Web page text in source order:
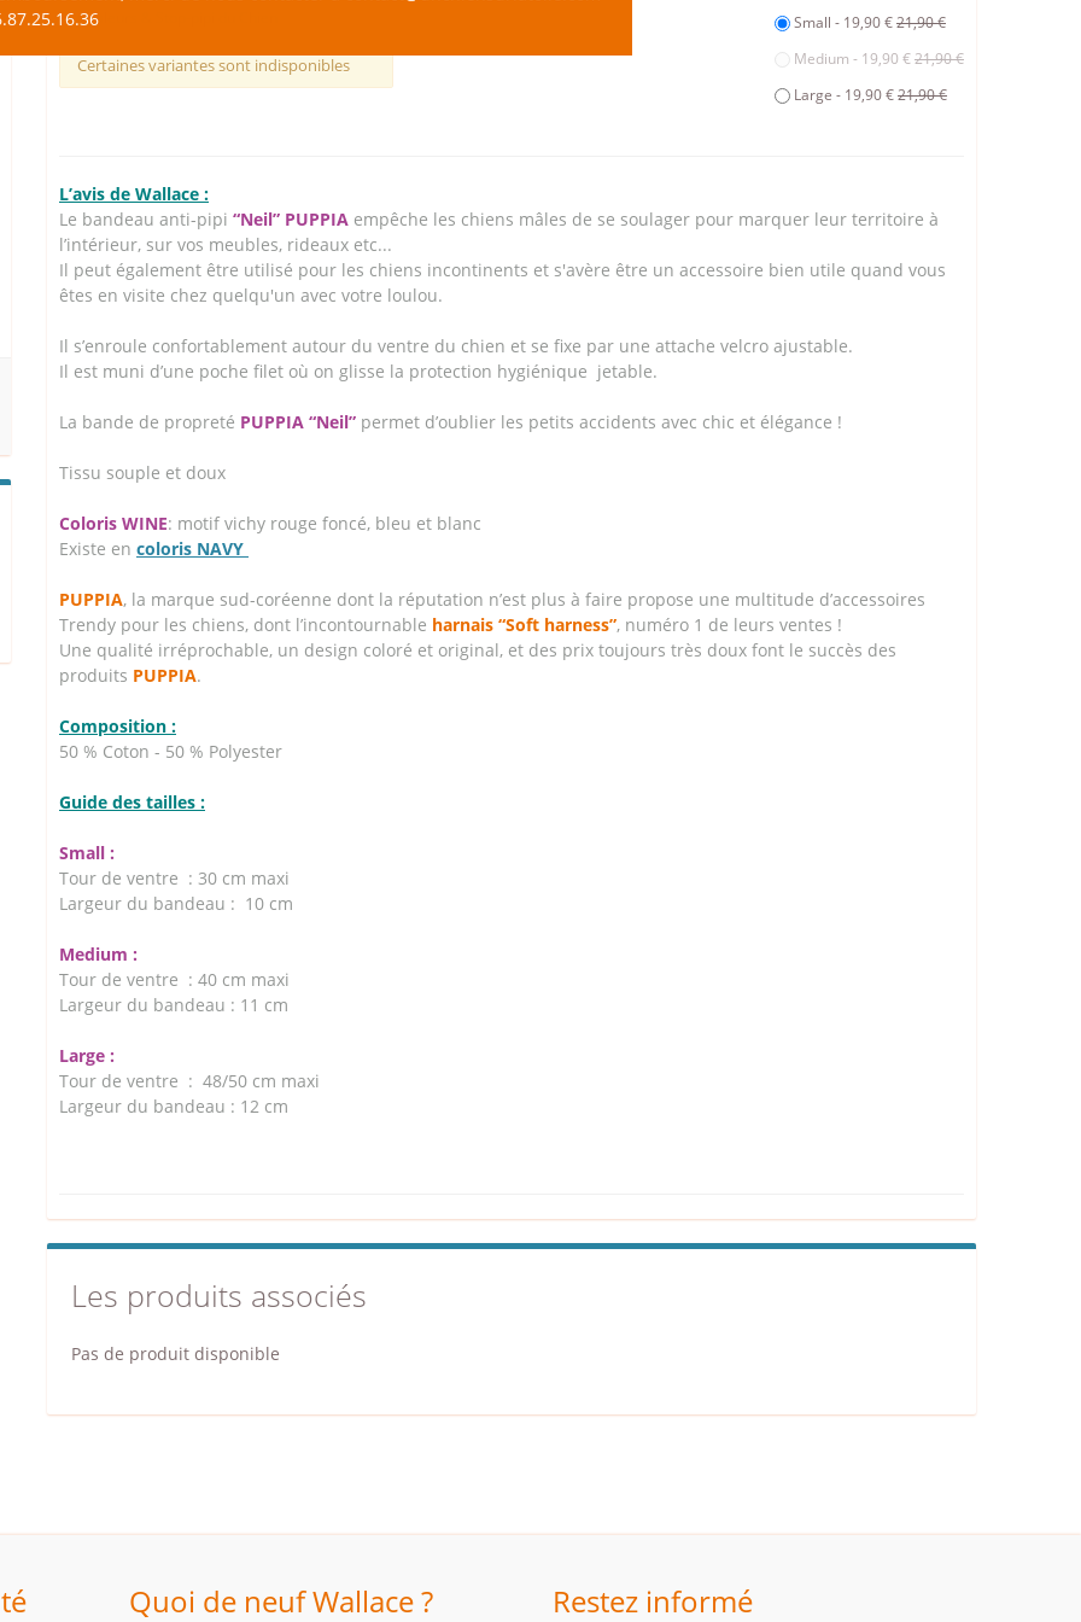
Chaleurs & Stop-pipi du Chien
Certaines variantes sont indisponibles
Small - 19,90 €21,90 €
Medium - 19,90 €21,90 €
Large - 19,90 €21,90 €
L’avis de Wallace :
Le bandeau anti-pipi “Neil” PUPPIA empêche les chiens mâles de se soulager pour marquer leur territoire à
l’intérieur, sur vos meubles, rideaux etc...
Il peut également être utilisé pour les chiens incontinents et s'avère être un accessoire bien utile quand vous
êtes en visite chez quelqu'un avec votre loulou.
Il s’enroule confortablement autour du ventre du chien et se fixe par une attache velcro ajustable.
Il est muni d’une poche filet où on glisse la protection hygiénique jetable.
La bande de propreté PUPPIA “Neil” permet d’oublier les petits accidents avec chic et élégance !
Tissu souple et doux
Coloris WINE: motif vichy rouge foncé, bleu et blanc
Existe en coloris NAVY
PUPPIA, la marque sud-coréenne dont la réputation n’est plus à faire propose une multitude d’accessoires
Trendy pour les chiens, dont l’incontournable harnais “Soft harness”, numéro 1 de leurs ventes !
Une qualité irréprochable, un design coloré et original, et des prix toujours très doux font le succès des
produits PUPPIA.
Composition :
50 % Coton - 50 % Polyester
Guide des tailles :
Small :
Tour de ventre : 30 cm maxi
Largeur du bandeau : 10 cm
Medium :
Tour de ventre : 40 cm maxi
Largeur du bandeau : 11 cm
Large :
Tour de ventre : 48/50 cm maxi
Largeur du bandeau : 12 cm
Les produits associés
Pas de produit disponible
Quoi de neuf Wallace ? Restez informé